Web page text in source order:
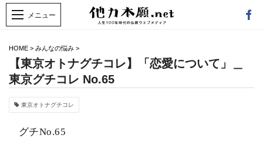
HOME > みんなの悩み >
【東京オトナグチコレ】「恋愛について」＿
東京グチコレ No.65
東京オトナグチコレ
グチNo.65